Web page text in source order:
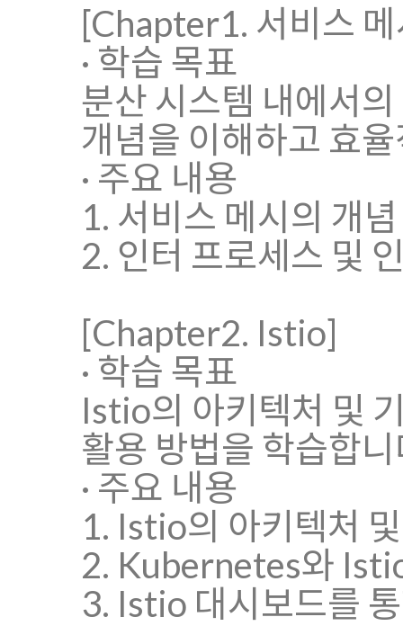
[Chapter1. 서비스
· 학습 목표
분산 시스템 내에서
개념을 이해하고 효
· 주요 내용
1. 서비스 메시의 개
2. 인터 프로세스 및
[Chapter2. Istio]
· 학습 목표
Istio의 아키텍처 및
활용 방법을 학습합
· 주요 내용
1. Istio의 아키텍처
2. Kubernetes와
3. Istio 대시보드를